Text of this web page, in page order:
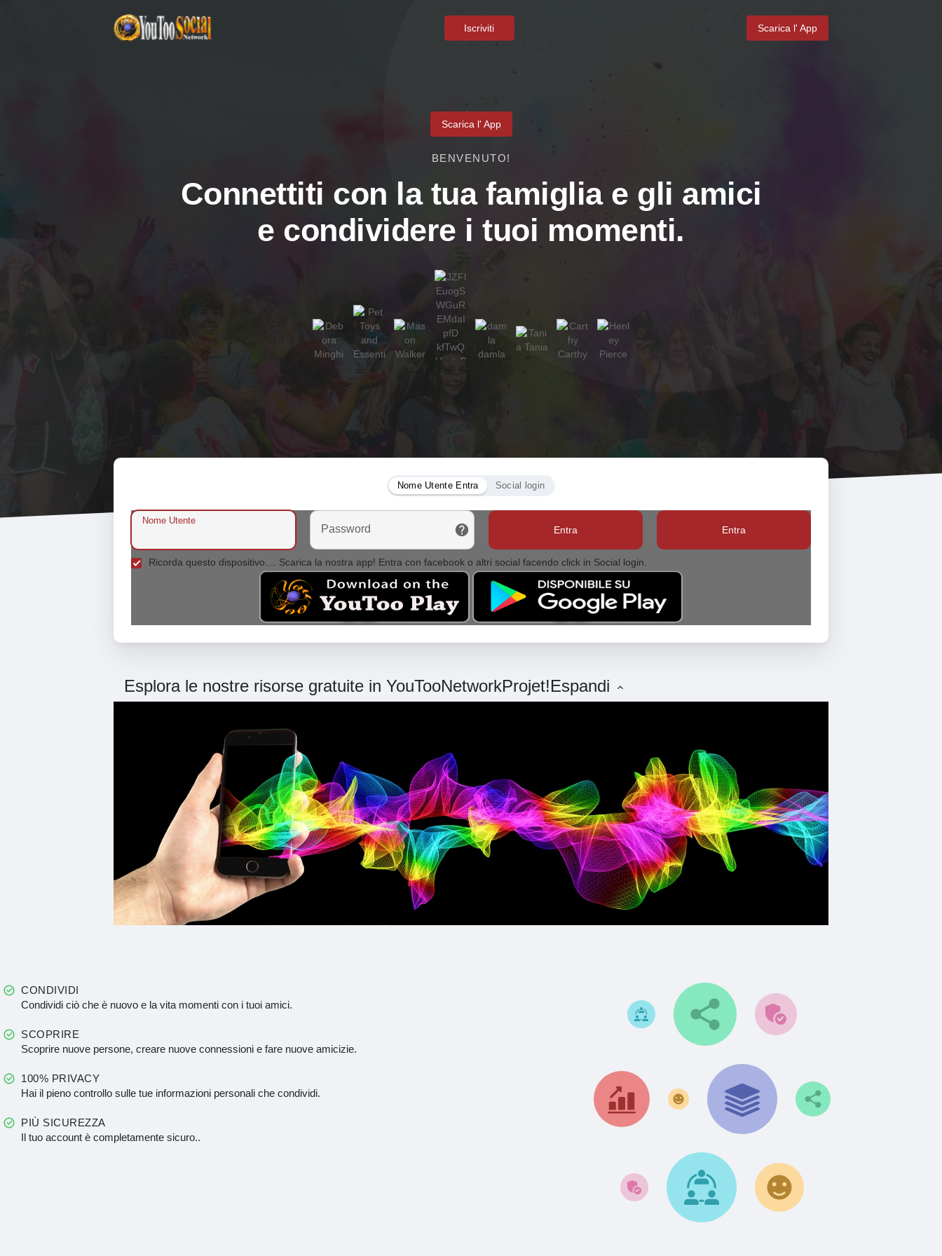
Iscriviti Scarica l' App
Scarica l' App
BENVENUTO!
Connettiti con la tua famiglia e gli amici
e condividere i tuoi momenti.
Nome Utente Entra Social login
Nome Utente
Password Entra Entra
Ricorda questo dispositivo.... Scarica la nostra app! Entra con facebook o altri social facendo click in Social login.
Esplora le nostre risorse gratuite in YouTooNetworkProjet!Espandi
CONDIVIDI
Condividi ciò che è nuovo e la vita momenti con i tuoi amici.
SCOPRIRE
Scoprire nuove persone, creare nuove connessioni e fare nuove amicizie.
100% PRIVACY
Hai il pieno controllo sulle tue informazioni personali che condividi.
PIÙ SICUREZZA
Il tuo account è completamente sicuro..